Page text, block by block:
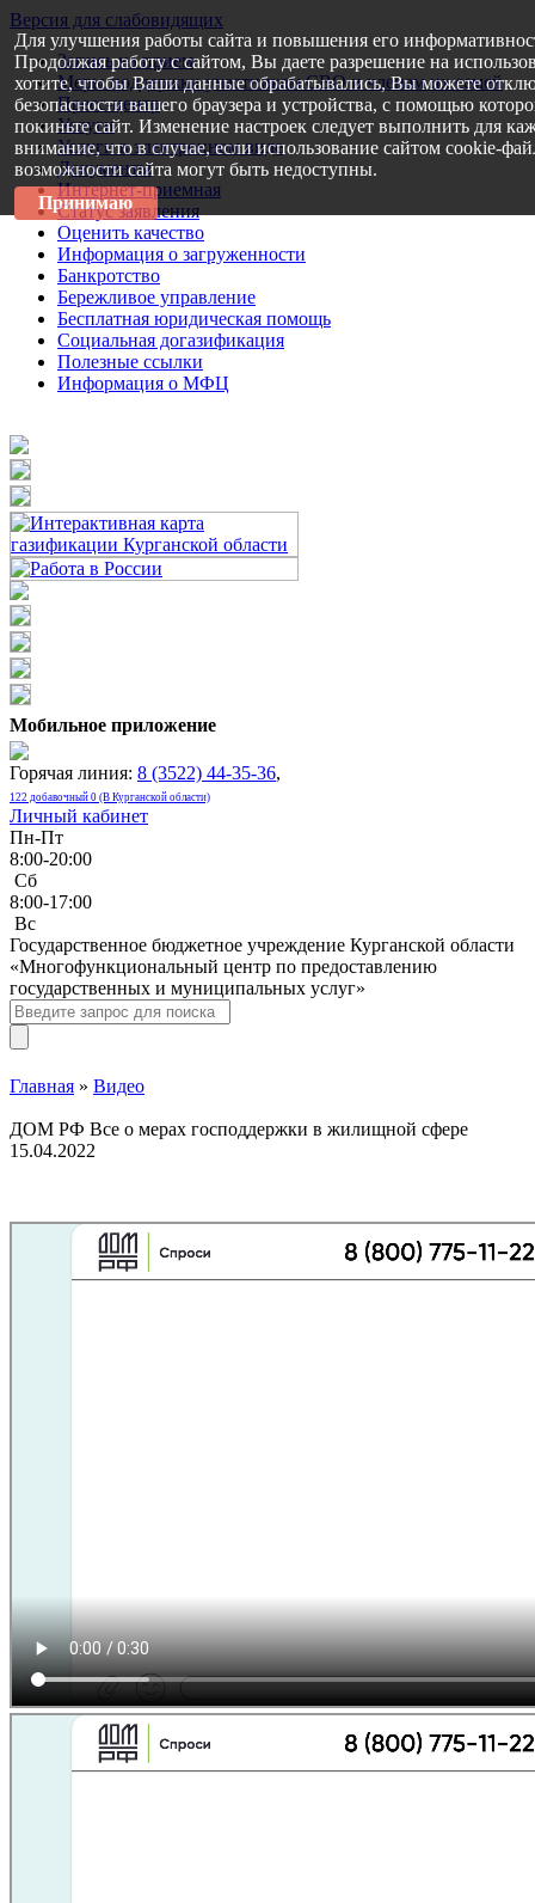
Версия для слабовидящих
Запись на прием
Меры поддержки участникам СВО и членам их семей
Пресс-центр
Услуги
Услуги в электронном виде
Документы
Интернет-приемная
Статус заявления
Оценить качество
Информация о загруженности
Банкротство
Бережливое управление
Бесплатная юридическая помощь
Социальная догазификация
Полезные ссылки
Информация о МФЦ
Мобильное приложение
Горячая линия: 8 (3522) 44-35-36,
122 добавочный 0 (В Курганской области)
Личный кабинет
Пн-Пт
8:00-20:00
Сб
8:00-17:00
Bc
Государственное бюджетное учреждение Курганской области
«Многофункциональный центр по предоставлению
государственных и муниципальных услуг»
Главная » Видео
ДОМ РФ Все о мерах господдержки в жилищной сфере
15.04.2022
Для улучшения работы сайта и повышения его
Продолжая работу с сайтом, Вы даете разрешение на
хотите, чтобы Ваши данные обрабатывались, Вы можете
безопасности вашего браузера и устройства, с помощью
покиньте сайт. Изменение настроек следует выполнить для
внимание, что в случае, если использование сайтом cookie-
возможности сайта могут быть недоступны.
Принимаю